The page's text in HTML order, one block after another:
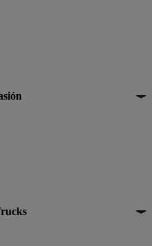
de ocasión
by Renault Trucks